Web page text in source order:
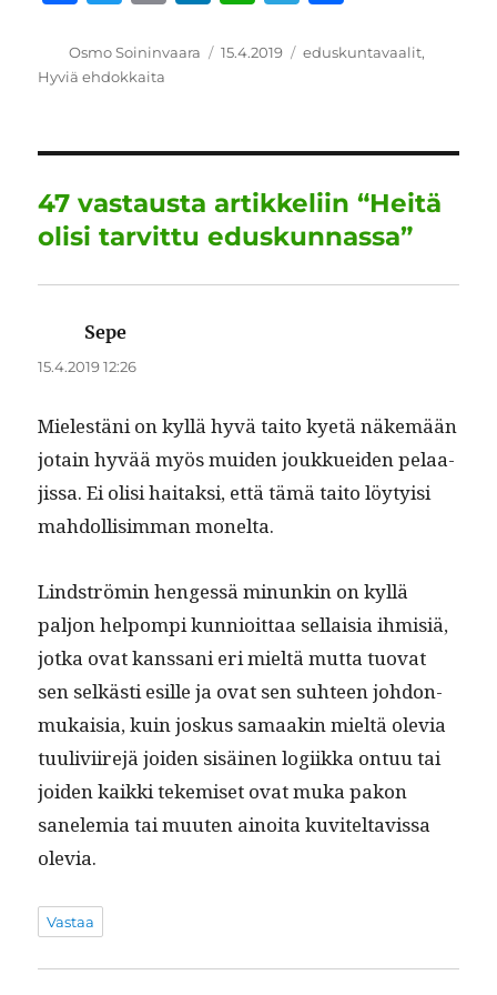
c
e
o
o
k
it
te
ai k
I
n
at
p
p
e
a
m
a
Kirjoittaja
Osmo Soininvaara Julkaistu
15.4.2019 Kategoriat
eduskuntavaalit,
Hyviä ehdokkaita
47 vastausta artikkeliin “Heitä
olisi tarvittu eduskunnassa”
Sepe
15.4.2019 12:26
Mielestäni on kyl­lä hyvä taito kyetä näkemään
jotain hyvää myös muiden joukkuei­den pelaa­
jis­sa. Ei olisi haitak­si, että tämä taito löy­ty­isi
mah­dol­lisim­man monelta.
Lind­strömin hengessä min­unkin on kyl­lä
paljon helpom­pi kun­nioit­taa sel­l­aisia ihmisiä,
jot­ka ovat kanssani eri mieltä mut­ta tuo­vat
sen selkästi esille ja ovat sen suh­teen johdon­
mukaisia, kuin joskus samaakin mieltä ole­via
tuulivi­ire­jä joiden sisäi­nen logi­ik­ka ontuu tai
joiden kaik­ki tekemiset ovat muka pakon
sanelemia tai muuten ain­oi­ta kuviteltavis­sa
olevia.
Vastaa